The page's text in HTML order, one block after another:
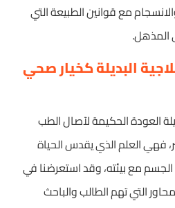
مع قوانين الطبيعة التي
المذهل.
البديلة كخيار صحي
العودة الحكيمة لآصال الطب
فهي العلم الذي يقدس الحياة
مع بيئته، وقد استعرضنا في
التي تهم الطالب والباحث